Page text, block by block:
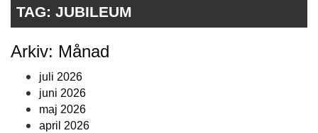
TAG: JUBILEUM
Arkiv: Månad
juli 2026
juni 2026
maj 2026
april 2026